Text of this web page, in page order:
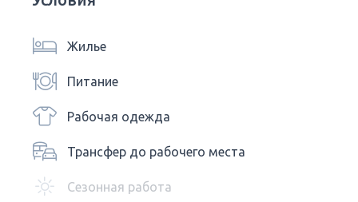
Жилье
Питание
Рабочая одежда
Трансфер до рабочего места
Сезонная работа